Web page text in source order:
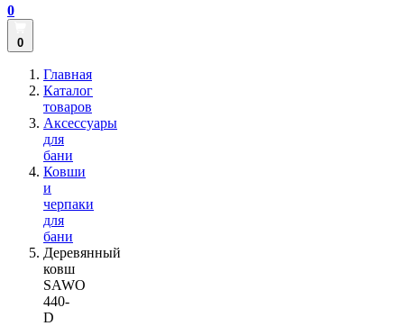
0
0
Главная
Каталог
товаров
Аксессуары
для
бани
Ковши
и
черпаки
для
бани
Деревянный
ковш
SAWO
440-
D